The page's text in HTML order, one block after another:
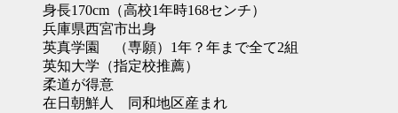
身長170cm（高校1年時168センチ）
兵庫県西宮市出身
英真学園 （専願）1年？年まで全て2組
英知大学（指定校推薦）
柔道が得意
在日朝鮮人 同和地区産まれ